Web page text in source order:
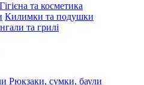
Гігієна та косметика
Килимки та подушки
та грилі
Рюкзаки, сумки, баули